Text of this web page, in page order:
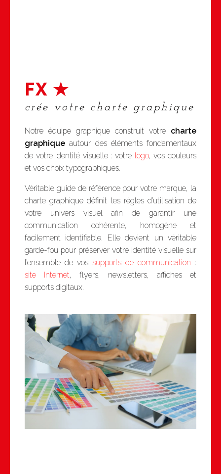
FX ★
crée votre charte graphique
Notre équipe graphique construit votre charte
graphique autour des éléments fondamentaux
de votre identité visuelle : votre logo, vos couleurs
et vos choix typographiques.
Véritable guide de référence pour votre marque, la
charte graphique définit les règles d’utilisation de
votre univers visuel afin de garantir une
communication cohérente, homogène et
facilement identifiable. Elle devient un véritable
garde-fou pour préserver votre identité visuelle sur
l’ensemble de vos supports de communication :
site Internet, flyers, newsletters, affiches et
supports digitaux.